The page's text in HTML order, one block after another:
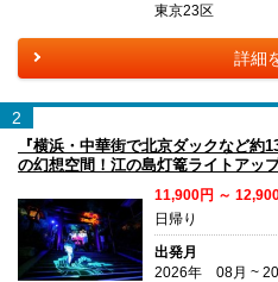
東京23区
詳細
2
『横浜・中華街で北京ダックなど
の幻想空間！江の島灯篭ライトアッ
11,900円 ～
日帰り
出発月
2026年 08月 ~